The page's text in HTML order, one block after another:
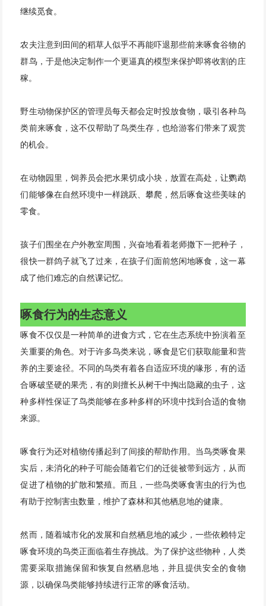
继续觅食。
农夫注意到田间的稻草人似乎不再能吓退那些前来啄食谷物的
群鸟，于是他决定制作一个更逼真的模型来保护即将收割的庄
稼。
野生动物保护区的管理员每天都会定时投放食物，吸引各种鸟
类前来啄食，这不仅帮助了鸟类生存，也给游客们带来了观赏
的机会。
在动物园里，饲养员会把水果切成小块，放置在高处，让鹦鹉
们能够像在自然环境中一样跳跃、攀爬，然后啄食这些美味的
零食。
孩子们围坐在户外教室周围，兴奋地看着老师撒下一把种子，
很快一群鸽子就飞了过来，在孩子们面前悠闲地啄食，这一幕
成了他们难忘的自然课记忆。
啄食行为的生态意义
啄食不仅仅是一种简单的进食方式，它在生态系统中扮演着至
关重要的角色。对于许多鸟类来说，啄食是它们获取能量和营
养的主要途径。不同的鸟类有着各自适应环境的喙形，有的适
合啄破坚硬的果壳，有的则擅长从树干中掏出隐藏的虫子，这
种多样性保证了鸟类能够在多种多样的环境中找到合适的食物
来源。
啄食行为还对植物传播起到了间接的帮助作用。当鸟类啄食果
实后，未消化的种子可能会随着它们的迁徙被带到远方，从而
促进了植物的扩散和繁殖。而且，一些鸟类啄食害虫的行为也
有助于控制害虫数量，维护了森林和其他栖息地的健康。
然而，随着城市化的发展和自然栖息地的减少，一些依赖特定
啄食环境的鸟类正面临着生存挑战。为了保护这些物种，人类
需要采取措施保留和恢复自然栖息地，并且提供安全的食物
源，以确保鸟类能够持续进行正常的啄食活动。